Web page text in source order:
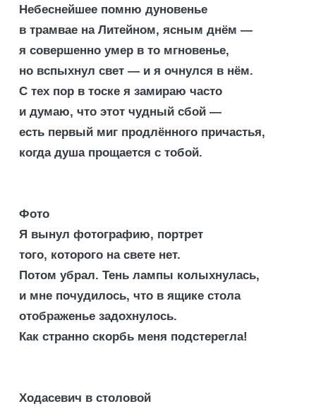
Небеснейшее помню дуновенье
в трамвае на Литейном, ясным днём —
я совершенно умер в то мгновенье,
но вспыхнул свет — и я очнулся в нём.
С тех пор в тоске я замираю часто
и думаю, что этот чудный сбой —
есть первый миг продлённого причастья,
когда душа прощается с тобой.
Фото
Я вынул фотографию, портрет
того, которого на свете нет.
Потом убрал. Тень лампы колыхнулась,
и мне почудилось, что в ящике стола
отображенье задохнулось.
Как странно скорбь меня подстерегла!
Ходасевич в столовой